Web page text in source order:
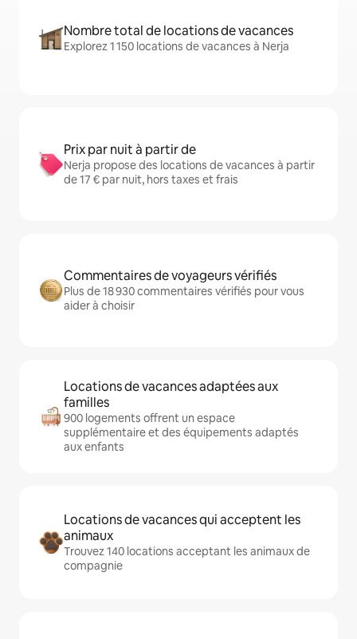
Nombre total de locations de vacances
Explorez 1 150 locations de vacances à Nerja
Prix par nuit à partir de
Nerja propose des locations de vacances à partir
de 17 € par nuit, hors taxes et frais
Commentaires de voyageurs vérifiés
Plus de 18 930 commentaires vérifiés pour vous
aider à choisir
Locations de vacances adaptées aux
familles
900 logements offrent un espace
supplémentaire et des équipements adaptés
aux enfants
Locations de vacances qui acceptent les
animaux
Trouvez 140 locations acceptant les animaux de
compagnie